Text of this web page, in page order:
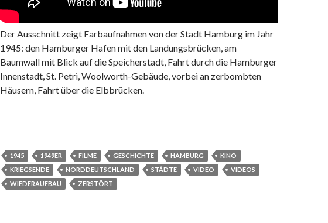
Der Ausschnitt zeigt Farbaufnahmen von der Stadt Hamburg im Jahr
1945: den Hamburger Hafen mit den Landungsbrücken, am
Baumwall mit Blick auf die Speicherstadt, Fahrt durch die Hamburger
Innenstadt, St. Petri, Woolworth-Gebäude, vorbei an zerbombten
Häusern, Fahrt über die Elbbrücken.
1945 1949ER FILME GESCHICHTE HAMBURG
KINO
KRIEGSENDE
NORDDEUTSCHLAND STÄDTE VIDEO
VIDEOS
WIEDERAUFBAU
ZERSTÖRT